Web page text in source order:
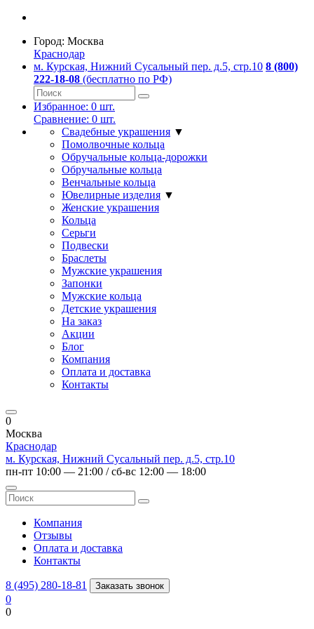
Город: Москва
Краснодар
м. Курская, Нижний Сусальный пер. д.5, стр.10 8 (800)
222-18-08 (бесплатно по РФ)
Избранное: 0 шт.
Сравнение: 0 шт.
Свадебные украшения ▼
Помолвочные кольца
Обручальные кольца-дорожки
Обручальные кольца
Венчальные кольца
Ювелирные изделия ▼
Женские украшения
Кольца
Серьги
Подвески
Браслеты
Мужские украшения
Запонки
Мужские кольца
Детские украшения
На заказ
Акции
Блог
Компания
Оплата и доставка
Контакты
0
Москва
Краснодар
м. Курская, Нижний Сусальный пер. д.5, стр.10
пн-пт 10:00 — 21:00 / сб-вс 12:00 — 18:00
Компания
Отзывы
Оплата и доставка
Контакты
8 (495) 280-18-81 Заказать звонок
0
0